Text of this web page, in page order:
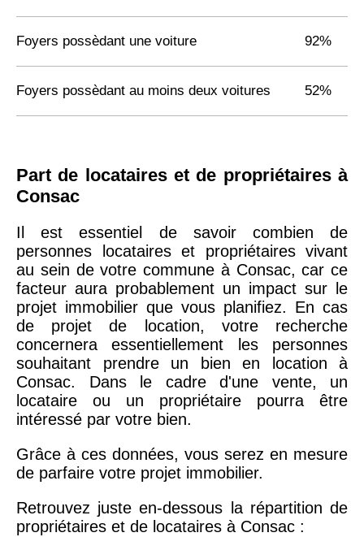
Foyers possèdant une voiture 92%
Foyers possèdant au moins deux voitures 52%
Part de locataires et de propriétaires à
Consac
Il est essentiel de savoir combien de
personnes locataires et propriétaires vivant
au sein de votre commune à Consac, car ce
facteur aura probablement un impact sur le
projet immobilier que vous planifiez. En cas
de projet de location, votre recherche
concernera essentiellement les personnes
souhaitant prendre un bien en location à
Consac. Dans le cadre d'une vente, un
locataire ou un propriétaire pourra être
intéressé par votre bien.
Grâce à ces données, vous serez en mesure
de parfaire votre projet immobilier.
Retrouvez juste en-dessous la répartition de
propriétaires et de locataires à Consac :